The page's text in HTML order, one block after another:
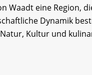
Waadt eine Region,
Dynamik
Kultur und